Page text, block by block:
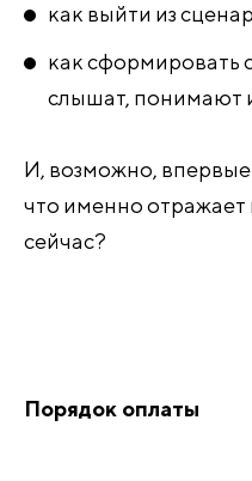
как выйти из
как сформировать
слышат, понимают
И, возможно, впервые
что именно
сейчас?
Порядок оплаты